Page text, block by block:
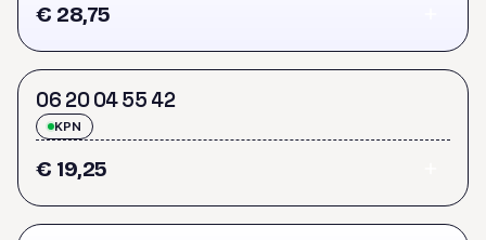
€ 28,75
06 200455 42
KPN
€ 19,25